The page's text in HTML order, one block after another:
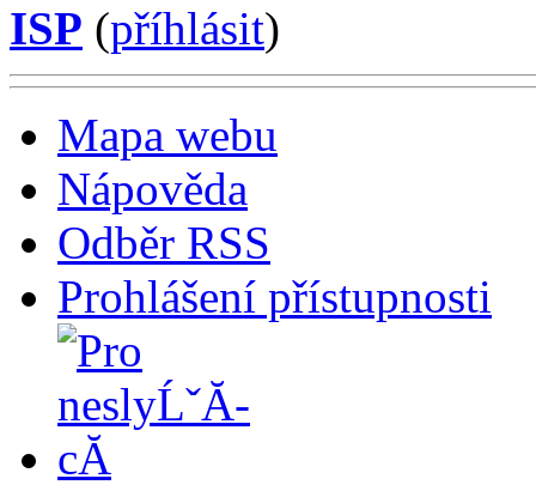
ISP (příhlásit)
Mapa webu
Nápověda
Odběr RSS
Prohlášení přístupnosti